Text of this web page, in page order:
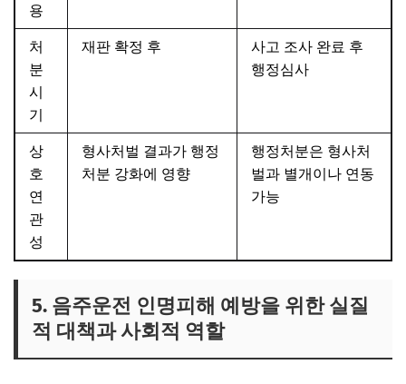
용
처
분
시
기
재판 확정 후
사고 조사 완료 후
행정심사
상
호
연
관
성
형사처벌 결과가 행정
처분 강화에 영향
행정처분은 형사처
벌과 별개이나 연동
가능
5. 음주운전 인명피해 예방을 위한 실질
적 대책과 사회적 역할